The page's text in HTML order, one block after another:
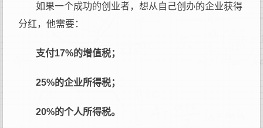
如果一个成功的创业者，想从自己创办的企业获得
分红，他需要：
支付17%的增值税；
25%的企业所得税；
20%的个人所得税。